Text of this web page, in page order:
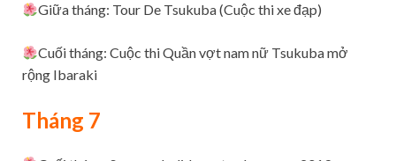
Giữa tháng: Tour De Tsukuba (Cuộc thi xe đạp)
Cuối tháng: Cuộc thi Quần vợt nam nữ Tsukuba mở
rộng Ibaraki
Tháng 7